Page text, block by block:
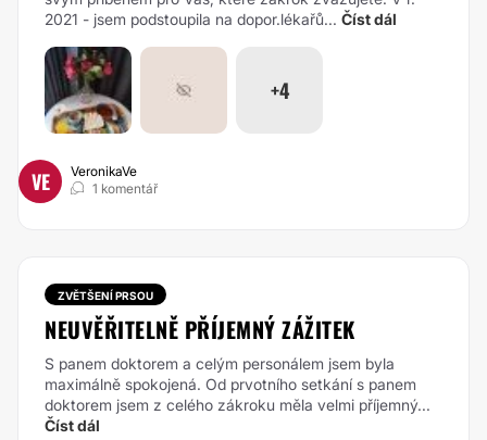
2021 - jsem podstoupila na dopor.lékařů... Číst dál
+4
VE
VeronikaVe
1 komentář
ZVĚTŠENÍ PRSOU
NEUVĚŘITELNĚ PŘÍJEMNÝ ZÁŽITEK
S panem doktorem a celým personálem jsem byla
maximálně spokojená. Od prvotního setkání s panem
doktorem jsem z celého zákroku měla velmi příjemný...
Číst dál